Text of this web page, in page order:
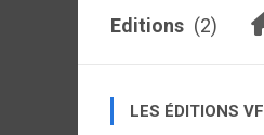
Editions (2)
LES ÉDITIONS VF